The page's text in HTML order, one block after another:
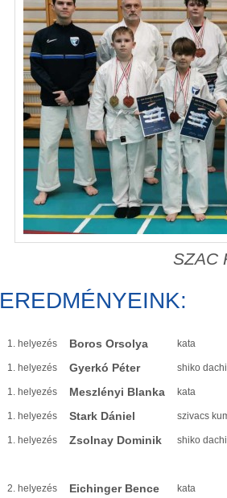
SZAC
EREDMÉNYEINK:
1. helyezés Boros Orsolya kata
1. helyezés Gyerkó Péter shiko
1. helyezés Meszlényi Blanka kata
1. helyezés Stark Dániel szivacs
1. helyezés Zsolnay Dominik shiko
2. helyezés Eichinger Bence kata